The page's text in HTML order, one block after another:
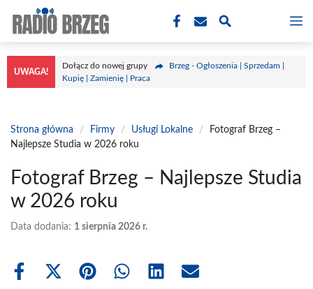
treści
UWAGA!
Dołącz do nowej grupy
Brzeg - Ogłoszenia | Sprzedam |
Kupię | Zamienię | Praca
Strona główna / Firmy / Usługi Lokalne /
Fotograf Brzeg –
Najlepsze Studia w 2026 roku
Fotograf Brzeg – Najlepsze Studia
w 2026 roku
Data dodania: 1 sierpnia 2026 r.
Share
Share Share Share Share Share